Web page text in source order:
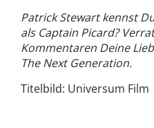
Patrick Stewart kennst
als Captain Picard?
Kommentaren Deine
The Next Generation.
Titelbild: Universum Film